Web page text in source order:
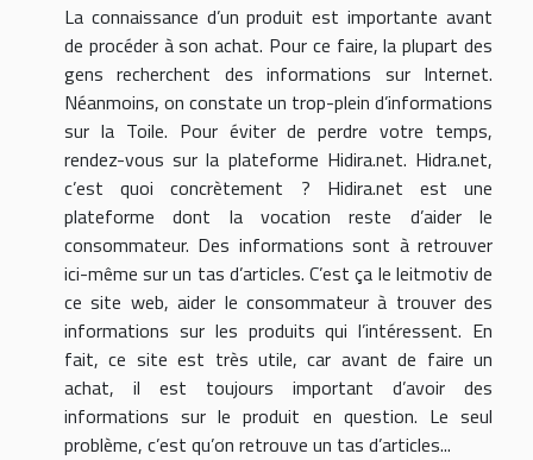
La connaissance d’un produit est importante avant
de procéder à son achat. Pour ce faire, la plupart des
gens recherchent des informations sur Internet.
Néanmoins, on constate un trop-plein d’informations
sur la Toile. Pour éviter de perdre votre temps,
rendez-vous sur la plateforme Hidira.net. Hidra.net,
c’est quoi concrètement ? Hidira.net est une
plateforme dont la vocation reste d’aider le
consommateur. Des informations sont à retrouver
ici-même sur un tas d’articles. C’est ça le leitmotiv de
ce site web, aider le consommateur à trouver des
informations sur les produits qui l’intéressent. En
fait, ce site est très utile, car avant de faire un
achat, il est toujours important d’avoir des
informations sur le produit en question. Le seul
problème, c’est qu’on retrouve un tas d’articles...